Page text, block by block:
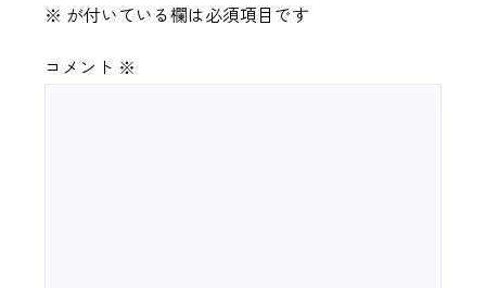
※ が付いている欄は必須項目です
コメント ※